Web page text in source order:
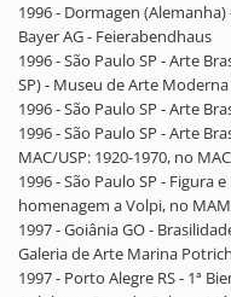
1996 - Dormagen
Bayer AG - Feierabendhaus
1996 - São Paulo SP - Arte
SP) - Museu de Arte
1996 - São Paulo SP - Arte
1996 - São Paulo SP - Arte
MAC/USP: 1920-1970, no
1996 - São Paulo SP - Figura
homenagem a Volpi, no
1997 - Goiânia GO -
Galeria de Arte Marina Potrich
1997 - Porto Alegre RS - 1ª